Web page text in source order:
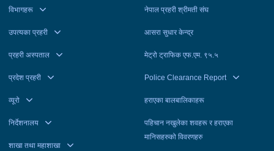
विभागहरू
उपत्यका प्रहरी
प्रहरी अस्पताल
प्रदेश प्रहरी
व्यूरो
निर्देशनालय
शाखा तथा महाशाखा
नेपाल प्रहरी श्रीमती संघ
आसरा सुधार केन्द्र
मेट्रो ट्राफिक एफ.एम. ९५.५
Police Clearance Report
हराएका बालबालिकाहरू
पहिचान नखुलेका शवहरू र हराएका
मानिसहरुको विवरणहरु